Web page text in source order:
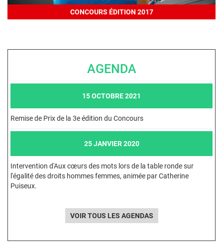
CONCOURS ÉDITION 2017
AGENDA
15 OCTOBRE 2021
Remise de Prix de la 3e édition du Concours
25 JANVIER 2020
Intervention d'Aux cœurs des mots lors de la table ronde sur
l'égalité des droits hommes femmes, animée par Catherine
Puiseux.
VOIR TOUS LES AGENDAS